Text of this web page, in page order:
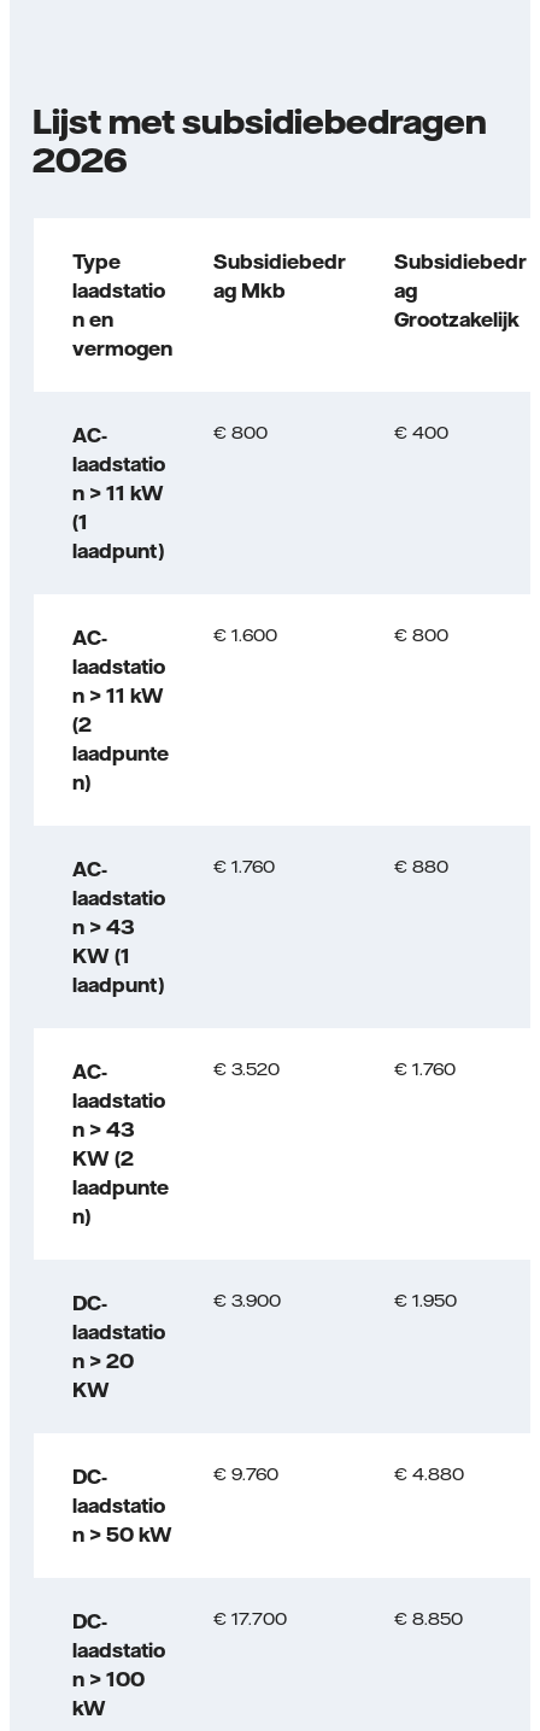
Lijst met subsidiebedragen
2026
Type
laadstatio
n en
vermogen
Subsidiebedr
ag Mkb
Subsidiebedr
ag
Grootzakelijk
AC-
laadstatio
n > 11 kW
(1
laadpunt)
€ 800 € 400
AC-
laadstatio
n > 11 kW
(2
laadpunte
n)
€ 1.600 € 800
AC-
laadstatio
n > 43
KW (1
laadpunt)
€ 1.760 € 880
AC-
laadstatio
n > 43
KW (2
laadpunte
n)
€ 3.520 € 1.760
DC-
laadstatio
n > 20
KW
€ 3.900 € 1.950
DC-
laadstatio
n > 50 kW
€ 9.760 € 4.880
DC-
laadstatio
n > 100
kW
€ 17.700 € 8.850